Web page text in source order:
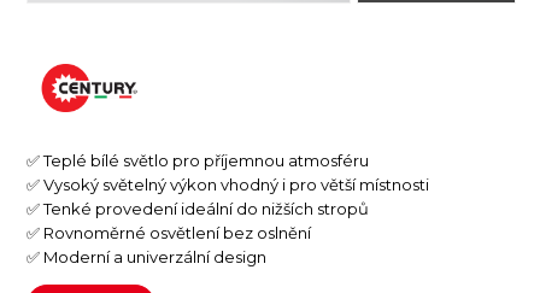
✅ Teplé bílé světlo pro příjemnou atmosféru
✅ Vysoký světelný výkon vhodný i pro větší místnosti
✅ Tenké provedení ideální do nižších stropů
✅ Rovnoměrné osvětlení bez oslnění
✅ Moderní a univerzální design